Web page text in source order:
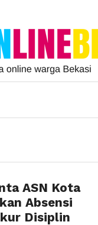
ASN Kota
Absensi
Disiplin